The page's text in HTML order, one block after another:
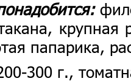
крупная
папарика,
300 г.,